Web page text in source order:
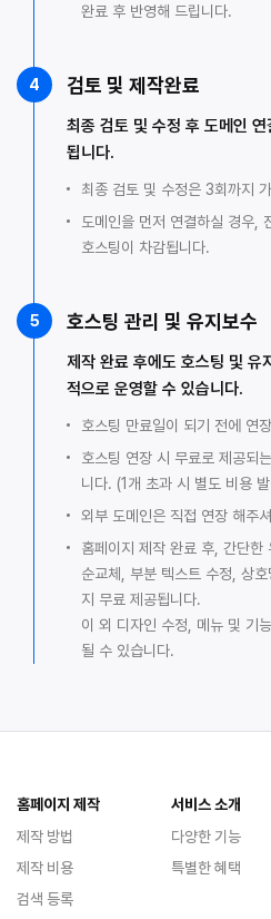
완료 후 반영해 드립니다.
4 검토 및 제작완료
최종 검토 및 수정 후 도메인
됩니다.
최종 검토 및 수정은 3회까지
도메인을 먼저 연결하실 경우,
호스팅이 차감됩니다.
5 호스팅 관리 및 유지보수
제작 완료 후에도 호스팅 및 유
적으로 운영할 수 있습니다.
호스팅 만료일이 되기 전에 연
호스팅 연장 시 무료로 제공되
니다. (1개 초과 시 별도 비용
외부 도메인은 직접 연장 해주
홈페이지 제작 완료 후, 간단한
순교체, 부분 텍스트 수정, 상
지 무료 제공됩니다.
이 외 디자인 수정, 메뉴 및 기
될 수 있습니다.
홈페이지 제작
제작 방법
제작 비용
검색 등록
서비스 소개
다양한 기능
특별한 혜택